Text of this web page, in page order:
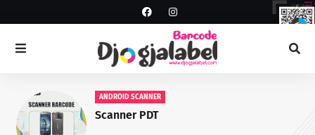
ANDROID SCANNER
Scanner PDT